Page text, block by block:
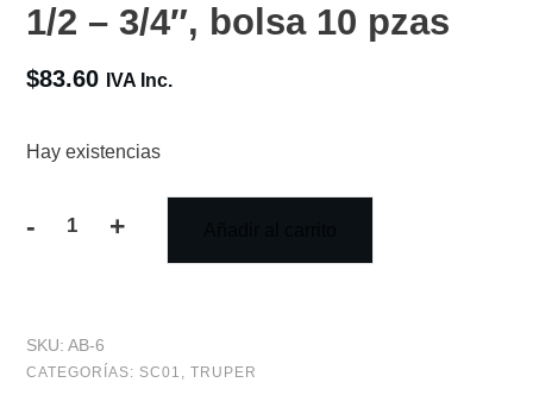
1/2 – 3/4″, bolsa 10 pzas
$83.60 IVA Inc.
Hay existencias
-
6,
+
SKU: AB-6
CATEGORÍAS: SC01 , TRUPER